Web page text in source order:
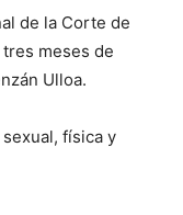
de la Corte de
meses de
Ulloa.
física y